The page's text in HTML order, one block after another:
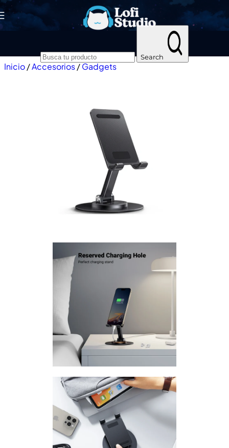
Skip to navigation Skip to main content
Search
Inicio/Accesorios/Gadgets